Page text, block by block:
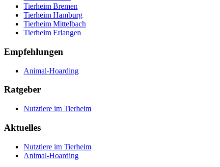
Tierheim Bremen
Tierheim Hamburg
Tierheim Mittelbach
Tierheim Erlangen
Empfehlungen
Animal-Hoarding
Ratgeber
Nutztiere im Tierheim
Aktuelles
Nutztiere im Tierheim
Animal-Hoarding